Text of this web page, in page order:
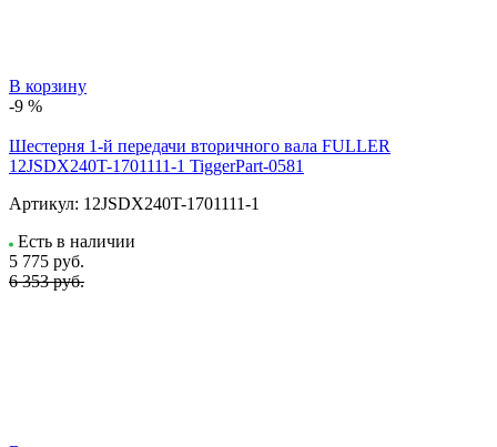
В корзину
-9 %
Шестерня 1-й передачи вторичного вала FULLER
12JSDX240T-1701111-1 TiggerPart-0581
Артикул: 12JSDX240T-1701111-1
Есть в наличии
5 775 руб.
6 353 руб.